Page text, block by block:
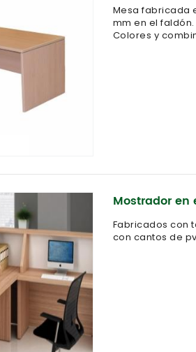
Mesa fabricada
mm en el
Colores y
Mostrador
Fabricados con
con cantos de